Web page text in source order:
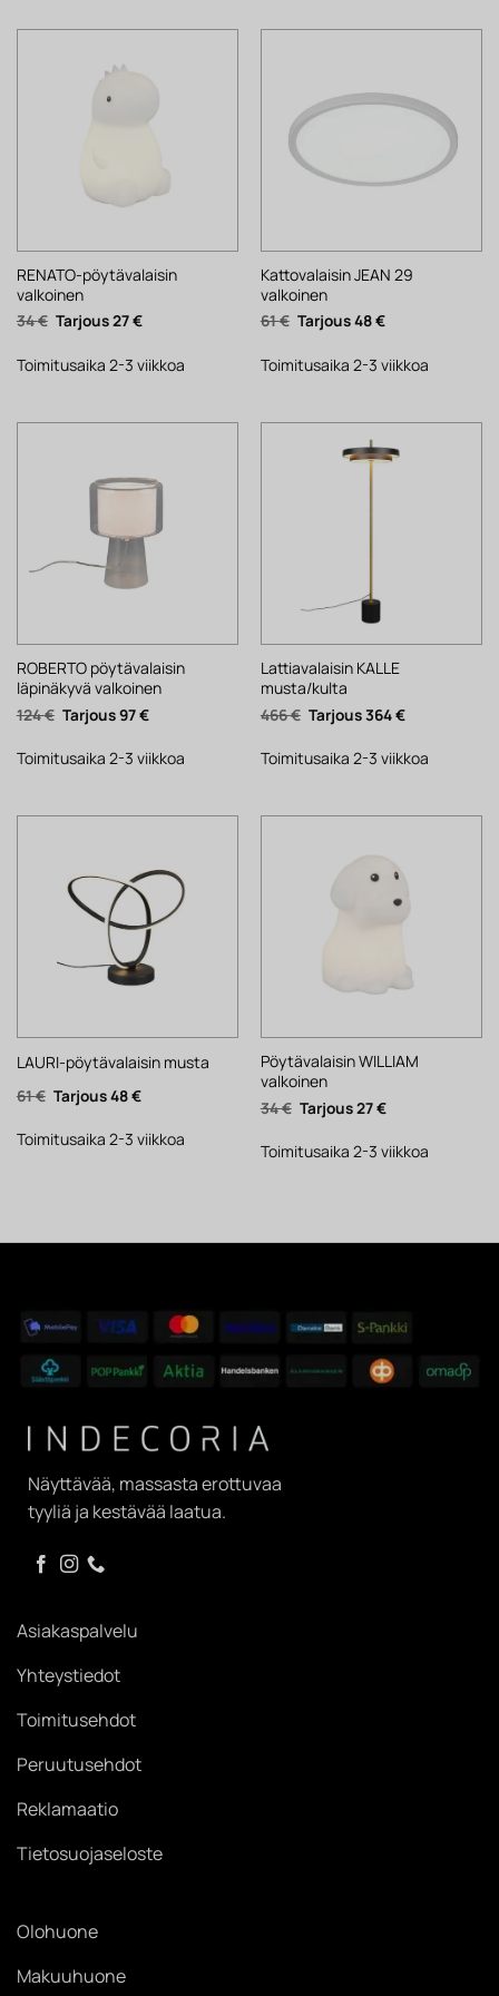
RENATO-pöytävalaisin
valkoinen
34€ Alkuperäinen
hinta
34 €.
27€Nykyinen
27 €.
Toimitusaika 2-3 viikkoa
Kattovalaisin JEAN 29
valkoinen
61€ Alkuperäinen
hinta
61 €.
48€Nykyinen
48 €.
Toimitusaika 2-3 viikkoa
ROBERTO pöytävalaisin
läpinäkyvä valkoinen
124€ Alkuperäinen
hinta
124 €.
97€Nykyinen
97 €.
Toimitusaika 2-3 viikkoa
Lattiavalaisin KALLE
musta/kulta
466€ Alkuperäinen
hinta
466 €.
364€Nykyinen
364 €.
Toimitusaika 2-3 viikkoa
LAURI-pöytävalaisin musta
61€ Alkuperäinen
hinta
61 €.
48€Nykyinen
48 €.
Toimitusaika 2-3 viikkoa
Pöytävalaisin WILLIAM
valkoinen
34€ Alkuperäinen
hinta
34 €.
27€Nykyinen
27 €.
Toimitusaika 2-3 viikkoa
Näyttävää, massasta erottuvaa
tyyliä ja kestävää laatua.
Asiakaspalvelu
Yhteystiedot
Toimitusehdot
Peruutusehdot
Reklamaatio
Tietosuojaseloste
Olohuone
Makuuhuone